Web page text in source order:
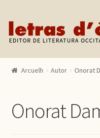
Skip to navigation
Skip to content
Catalògue
Actualitats
Arcuelh Autor Onorat
Onorat